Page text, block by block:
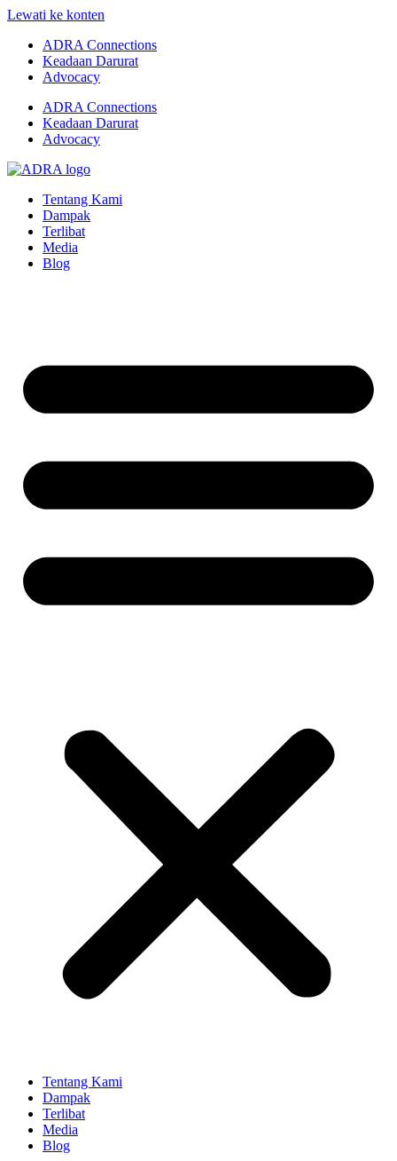
Lewati ke konten
ADRA Connections
Keadaan Darurat
Advocacy
ADRA Connections
Keadaan Darurat
Advocacy
Tentang Kami
Dampak
Terlibat
Media
Blog
Tentang Kami
Dampak
Terlibat
Media
Blog